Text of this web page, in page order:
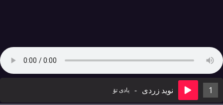
1 نوید زردی - یادی تۆ